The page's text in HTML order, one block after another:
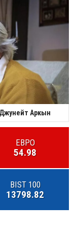
Аркын
ЕВРО
54.98
BIST 100
13798.82